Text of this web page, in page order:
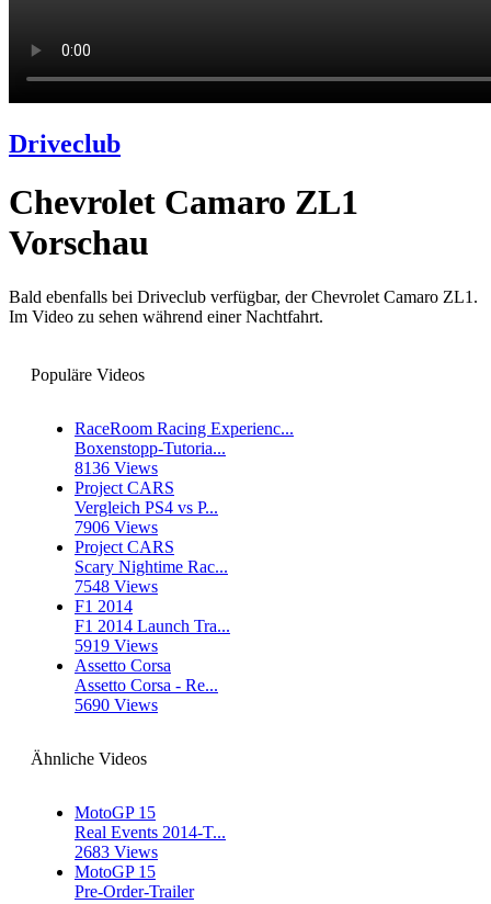
Driveclub
Chevrolet Camaro ZL1
Vorschau
Bald ebenfalls bei Driveclub verfügbar, der Chevrolet Camaro ZL1.
Im Video zu sehen während einer Nachtfahrt.
Populäre Videos
RaceRoom Racing Experienc...
Boxenstopp-Tutoria...
8136 Views
Project CARS
Vergleich PS4 vs P...
7906 Views
Project CARS
Scary Nightime Rac...
7548 Views
F1 2014
F1 2014 Launch Tra...
5919 Views
Assetto Corsa
Assetto Corsa - Re...
5690 Views
Ähnliche Videos
MotoGP 15
Real Events 2014-T...
2683 Views
MotoGP 15
Pre-Order-Trailer